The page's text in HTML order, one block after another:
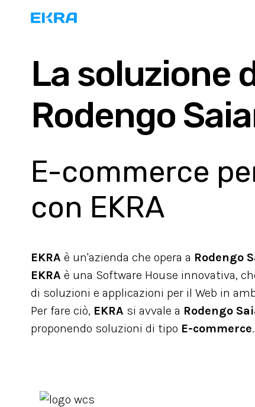
La soluzione
Rodengo
E-commerce
con EKRA
EKRA è un'azienda che opera a Rodengo
EKRA è una Software House innovativa,
di soluzioni e applicazioni per il Web in
Per fare ciò, EKRA si avvale a Rodengo
proponendo soluzioni di tipo E-commerce.